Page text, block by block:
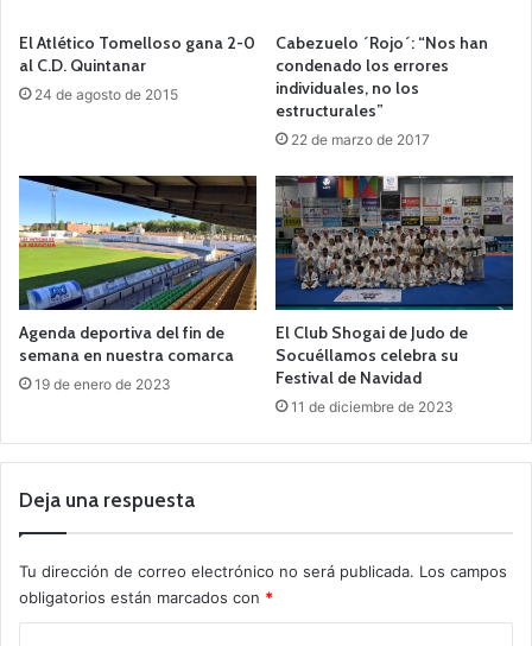
El Atlético Tomelloso gana 2-0
al C.D. Quintanar
24 de agosto de 2015
Cabezuelo ´Rojo´: “Nos han
condenado los errores
individuales, no los
estructurales”
22 de marzo de 2017
Agenda deportiva del fin de
semana en nuestra comarca
19 de enero de 2023
El Club Shogai de Judo de
Socuéllamos celebra su
Festival de Navidad
11 de diciembre de 2023
Deja una respuesta
Tu dirección de correo electrónico no será publicada. Los campos
obligatorios están marcados con *